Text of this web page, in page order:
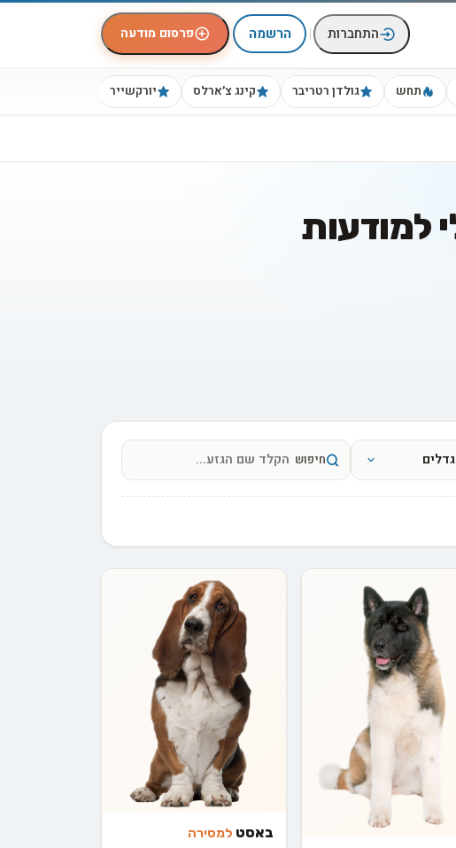
התחברות | הרשמה פרסום מודעה
תחש גולדן רטריבר קינג צ׳ארלס יורקשייר
למודעות
חיפוש
באסט למסירה